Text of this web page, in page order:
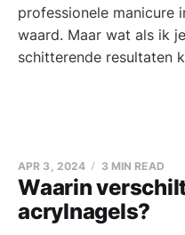
professionele manicure
waard. Maar wat als ik
schitterende resultaten
Waarin
acrylnagels?
APR 3, 2024 3 MIN READ